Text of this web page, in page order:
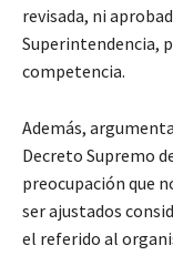
revisada, ni
Superintendencia,
competencia.
Además,
Decreto Supremo
preocupación que
ser ajustados
el referido al